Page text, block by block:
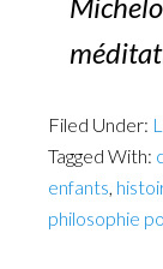
Filed Under:
Tagged With:
enfants
philosophie